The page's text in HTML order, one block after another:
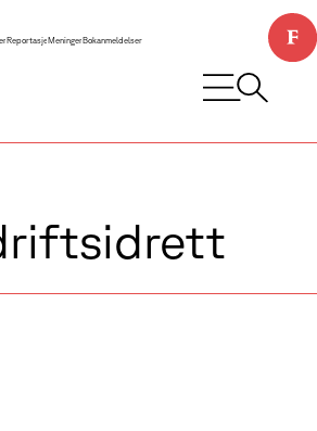
Reportasje Meninger Bokanmeldelser